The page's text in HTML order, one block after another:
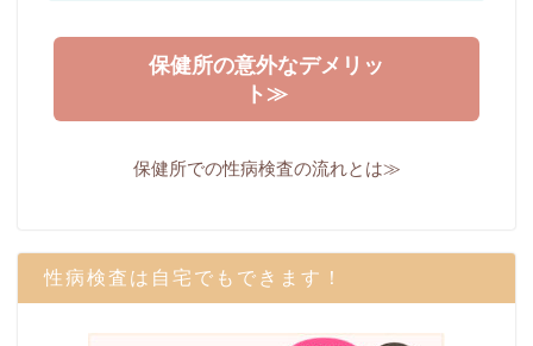
保健所の意外なデメリッ
ト≫
保健所での性病検査の流れとは≫
性病検査は自宅でもできます！